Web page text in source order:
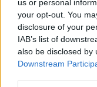
us or personal
your opt-out. You
disclosure of your
IAB’s list of
also be disclosed by
Downstream
όπου η Λακωνία
αρκεί να
Τα προβλήματα
τολμηρή